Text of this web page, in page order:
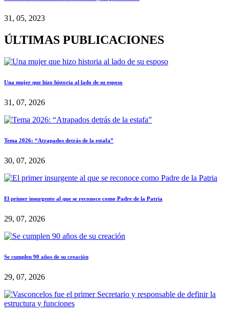
31, 05, 2023
ÚLTIMAS PUBLICACIONES
Una mujer que hizo historia al lado de su esposo
31, 07, 2026
Tema 2026: “Atrapados detrás de la estafa”
30, 07, 2026
El primer insurgente al que se reconoce como Padre de la Patria
29, 07, 2026
Se cumplen 90 años de su creación
29, 07, 2026